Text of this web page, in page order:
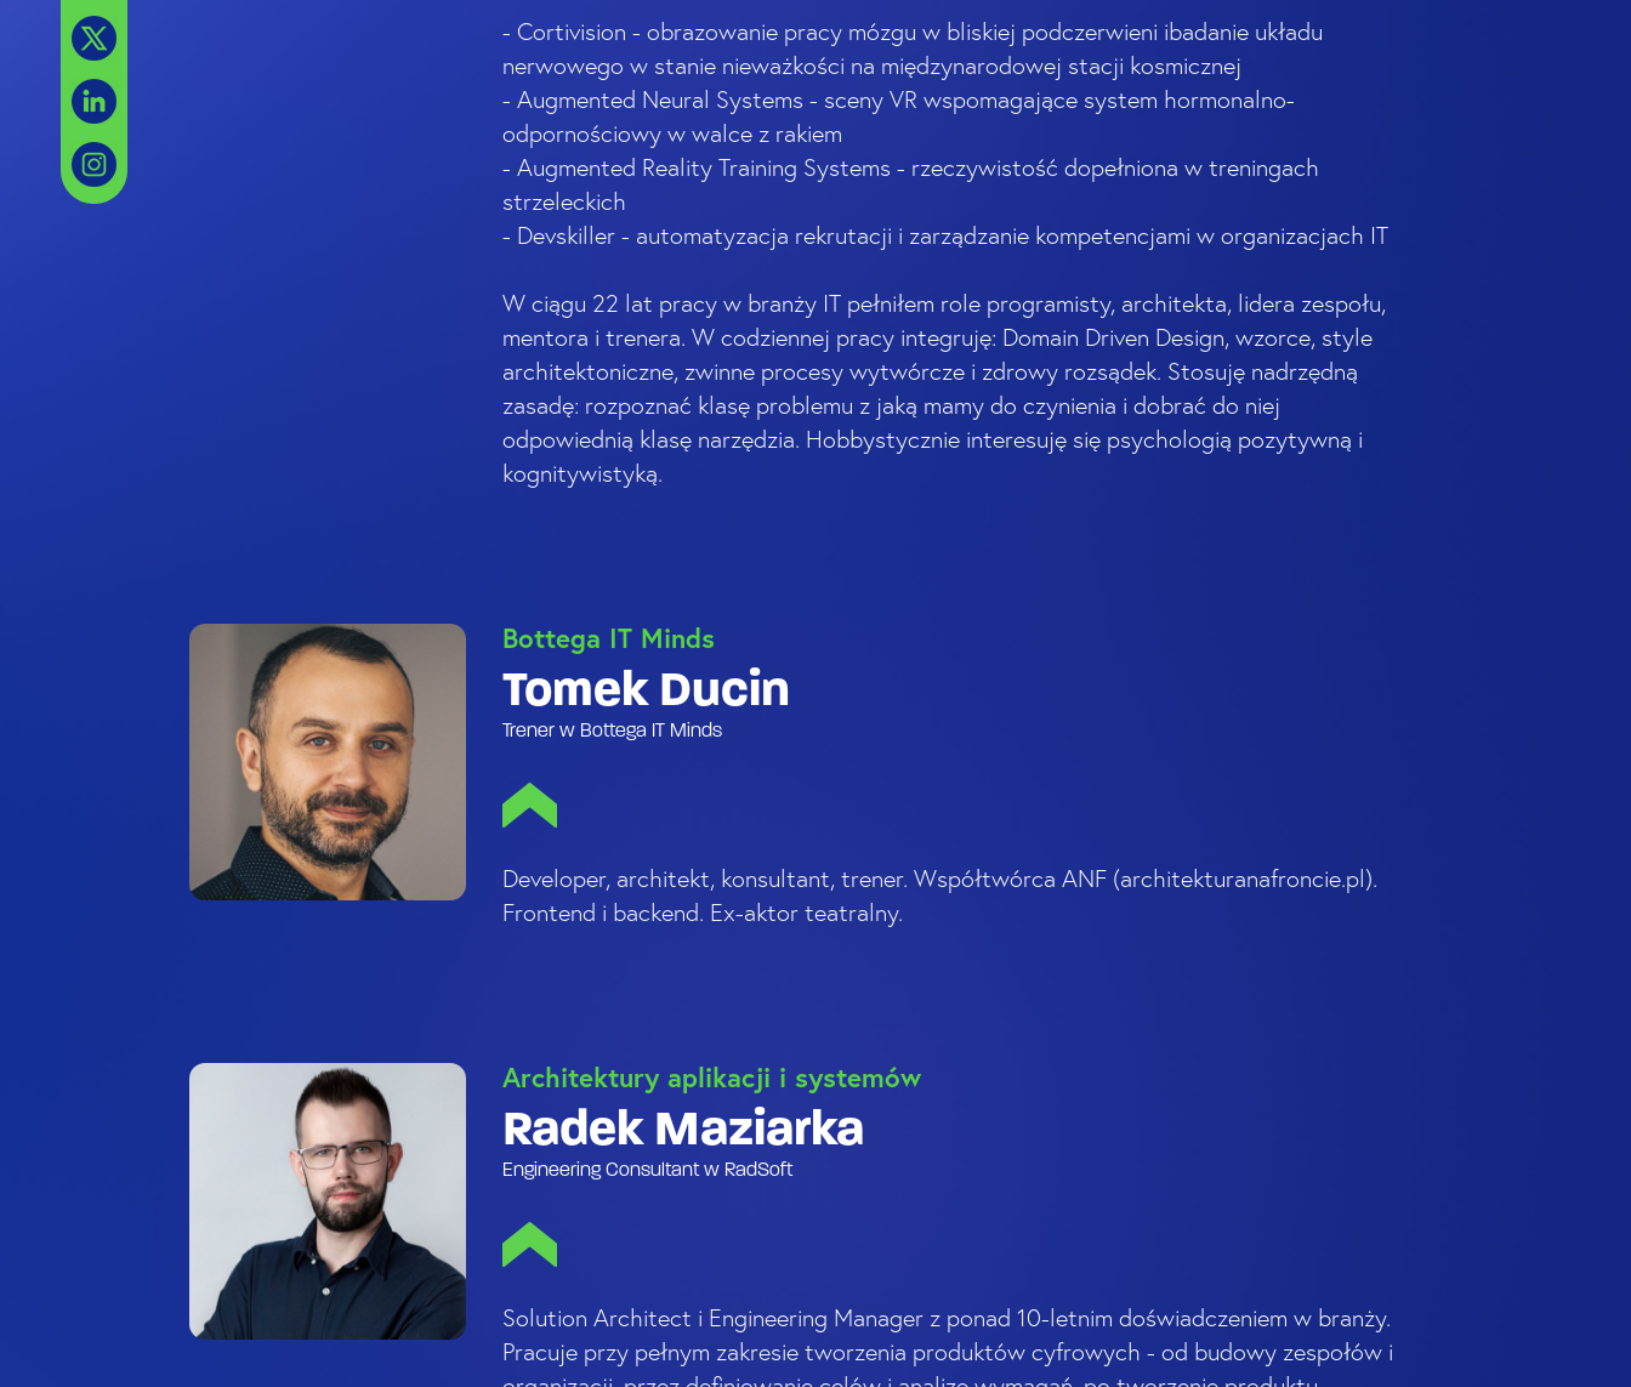
- Cortivision - obrazowanie pracy mózgu w bliskiej podczerwieni ibadanie układu
nerwowego w stanie nieważkości na międzynarodowej stacji kosmicznej
- Augmented Neural Systems - sceny VR wspomagające system hormonalno-
odpornościowy w walce z rakiem
- Augmented Reality Training Systems - rzeczywistość dopełniona w treningach
strzeleckich
- Devskiller - automatyzacja rekrutacji i zarządzanie kompetencjami w organizacjach IT
W ciągu 22 lat pracy w branży IT pełniłem role programisty, architekta, lidera zespołu,
mentora i trenera. W codziennej pracy integruję: Domain Driven Design, wzorce, style
architektoniczne, zwinne procesy wytwórcze i zdrowy rozsądek. Stosuję nadrzędną
zasadę: rozpoznać klasę problemu z jaką mamy do czynienia i dobrać do niej
odpowiednią klasę narzędzia. Hobbystycznie interesuję się psychologią pozytywną i
kognitywistyką.
Bottega IT Minds
Tomek Ducin
Trener w Bottega IT Minds
Developer, architekt, konsultant, trener. Współtwórca ANF (architekturanafroncie.pl).
Frontend i backend. Ex-aktor teatralny.
Architektury aplikacji i systemów
Radek Maziarka
Engineering Consultant w RadSoft
Solution Architect i Engineering Manager z ponad 10-letnim doświadczeniem w branży.
Pracuje przy pełnym zakresie tworzenia produktów cyfrowych - od budowy zespołów i